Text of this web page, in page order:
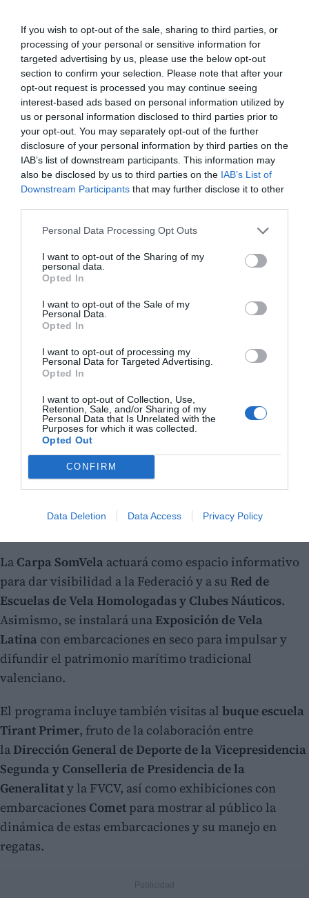
If you wish to opt-out of the sale, sharing to third parties, or
processing of your personal or sensitive information for
targeted advertising by us, please use the below opt-out
section to confirm your selection. Please note that after your
opt-out request is processed you may continue seeing
interest-based ads based on personal information utilized by
us or personal information disclosed to third parties prior to
your opt-out. You may separately opt-out of the further
disclosure of your personal information by third parties on the
IAB’s list of downstream participants. This information may
also be disclosed by us to third parties on the IAB’s List of
Downstream Participants that may further disclose it to other
Personal Data Processing Opt Outs
I want to opt-out of the Sharing of my
personal data.
Opted In
I want to opt-out of the Sale of my
Personal Data.
Opted In
I want to opt-out of processing my
Personal Data for Targeted Advertising.
Opted In
I want to opt-out of Collection, Use,
Retention, Sale, and/or Sharing of my
Personal Data that Is Unrelated with the
Purposes for which it was collected.
Opted Out
CONFIRM
Data Deletion Data Access Privacy Policy
tierra como en el mar. Entre ellas destacan lassalidas
al maren embarcacionesSonaryJ80, pertenecientes
a la modalidad deVela Adaptada, que permitirán que
cualquier persona pueda disfrutar de la navegación
independientemente de su experiencia previa.
La Carpa SomVela actuará como espacio informativo
para dar visibilidad a la Federació y a su Red de
Escuelas de Vela Homologadas y Clubes Náuticos.
Asimismo, se instalará una Exposición de Vela
Latina con embarcaciones en seco para impulsar y
difundir el patrimonio marítimo tradicional
valenciano.
El programa incluye también visitas al buque escuela
Tirant Primer, fruto de la colaboración entre
la Dirección General de Deporte de la Vicepresidencia
Segunda y Conselleria de Presidencia de la
Generalitaty la FVCV, así como exhibiciones con
embarcaciones Comet para mostrar al público la
dinámica de estas embarcaciones y su manejo en
regatas.